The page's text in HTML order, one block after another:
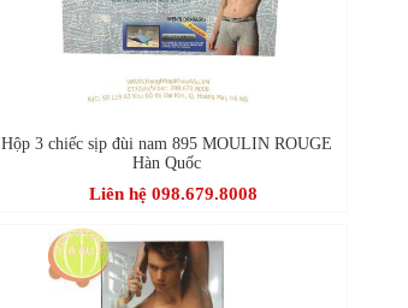
Hộp 3 chiếc sịp đùi nam 895 MOULIN ROUGE
Hàn Quốc
Liên hệ 098.679.8008